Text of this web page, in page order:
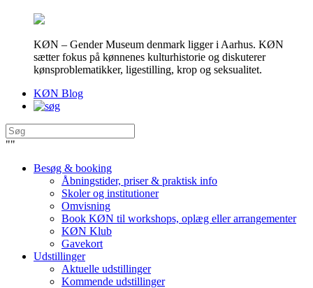
KØN – Gender Museum denmark ligger i Aarhus. KØN
sætter fokus på kønnenes kulturhistorie og diskuterer
kønsproblematikker, ligestilling, krop og seksualitet.
KØN Blog
""
Besøg & booking
Åbningstider, priser & praktisk info
Skoler og institutioner
Omvisning
Book KØN til workshops, oplæg eller arrangementer
KØN Klub
Gavekort
Udstillinger
Aktuelle udstillinger
Kommende udstillinger